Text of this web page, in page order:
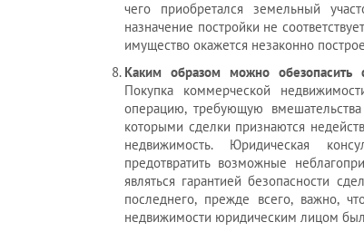
чего приобретался земельный
назначение постройки не
имущество окажется незаконно
Каким образом можно обезопасить
Покупка коммерческой
операцию, требующую
которыми сделки признаются
недвижимость. Юридическая
предотвратить возможные
являться гарантией безопасности
последнего, прежде всего, важно,
недвижимости юридическим лицом